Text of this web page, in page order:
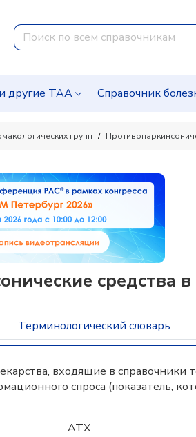
другие ТАА Справочник
групп
средства
Терминологический словарь
входящие в справочники
спроса (показатель,
АТХ